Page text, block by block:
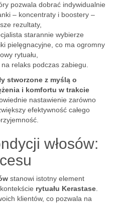
pozwala dobrać indywidualnie
– koncentraty i boostery –
rezultaty,
starannie wybierze
pielęgnacyjne, co ma ogromny
rytuału,
relaks podczas zabiegu.
stworzone z myślą o
i komfortu w trakcie
nastawienie zarówno
efektywność całego
włosów:
stanowi istotny element
rytuału Kerastase
klientów, co pozwala na